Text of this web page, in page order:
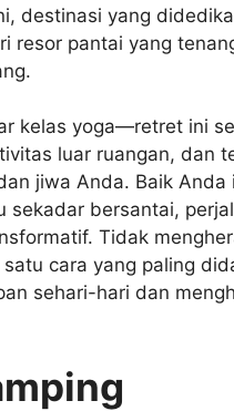
destinasi yang
resor pantai yang
kelas yoga—retret ini
luar ruangan, dan
jiwa Anda. Baik Anda
sekadar bersantai,
Tidak
cara yang paling
sehari-hari dan